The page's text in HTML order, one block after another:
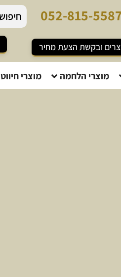
052-815-558
ובקשת הצעת מחיר
מוצרי הלחמה מוצרי חיווט